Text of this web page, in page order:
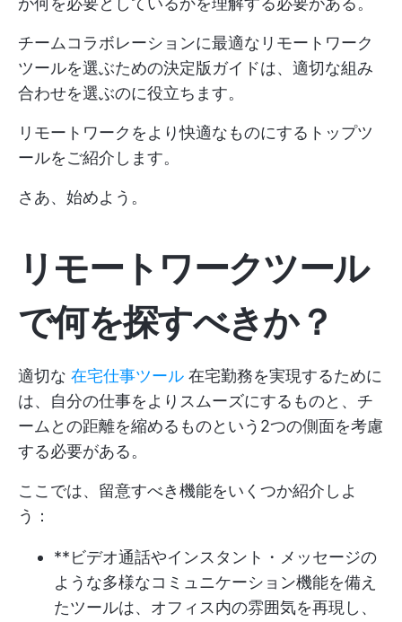
チームコラボレーションに最適なリモートワーク
ツールを選ぶための決定版ガイドは、適切な組み
合わせを選ぶのに役立ちます。
リモートワークをより快適なものにするトップツ
ールをご紹介します。
さあ、始めよう。
リモートワークツール
で何を探すべきか？
適切な 在宅仕事ツール 在宅勤務を実現するために
は、自分の仕事をよりスムーズにするものと、チ
ームとの距離を縮めるものという2つの側面を考慮
する必要がある。
ここでは、留意すべき機能をいくつか紹介しよ
う：
**ビデオ通話やインスタント・メッセージの
ような多様なコミュニケーション機能を備え
たツールは、オフィス内の雰囲気を再現し、